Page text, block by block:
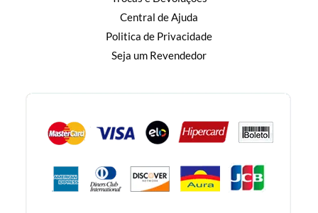
Central de Ajuda
Politica de Privacidade
Seja um Revendedor